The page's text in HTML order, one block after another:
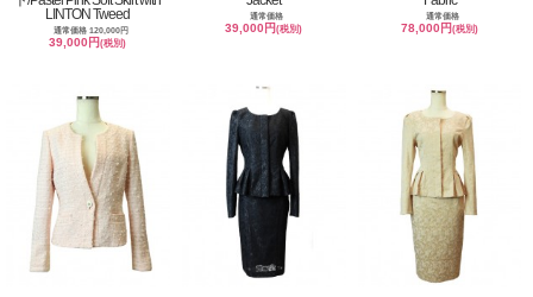
LINTON Tweed
通常価格 120,000円
39,000円(税別)
通常価格
39,000円(税別)
通常価格
78,000円(税別)